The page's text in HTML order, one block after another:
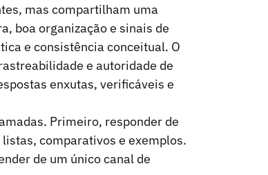
mas compartilham uma
boa organização e sinais de
e consistência conceitual. O
e autoridade de
enxutas, verificáveis e
Primeiro, responder de
comparativos e exemplos.
de um único canal de